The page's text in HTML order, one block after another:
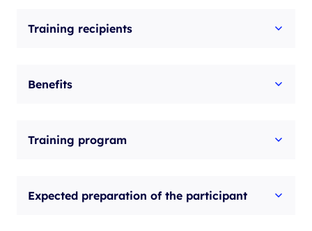
Training recipients
Benefits
Training program
Expected preparation of the participant